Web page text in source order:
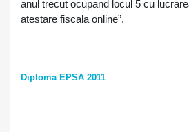
anul trecut ocupand locul 5 cu
atestare fiscala online”.
Diploma EPSA 2011